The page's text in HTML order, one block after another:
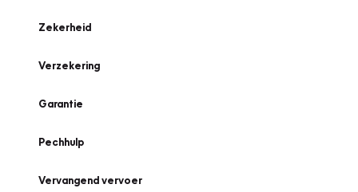
Zekerheid
Verzekering
Garantie
Pechhulp
Vervangend vervoer